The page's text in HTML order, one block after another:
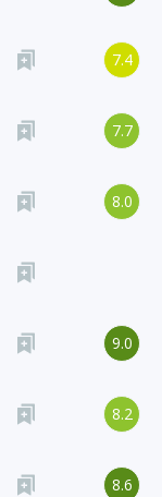
7.4
7.7
8.0
9.0
8.2
8.6